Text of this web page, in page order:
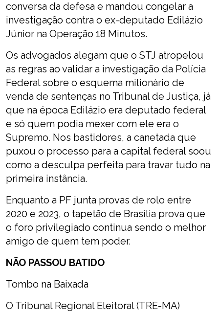
conversa da defesa e mandou congelar a
investigação contra o ex-deputado Edilázio
Júnior na Operação 18 Minutos.
Os advogados alegam que o STJ atropelou
as regras ao validar a investigação da Polícia
Federal sobre o esquema milionário de
venda de sentenças no Tribunal de Justiça, já
que na época Edilázio era deputado federal
e só quem podia mexer com ele era o
Supremo. Nos bastidores, a canetada que
puxou o processo para a capital federal soou
como a desculpa perfeita para travar tudo na
primeira instância.
Enquanto a PF junta provas de rolo entre
2020 e 2023, o tapetão de Brasília prova que
o foro privilegiado continua sendo o melhor
amigo de quem tem poder.
NÃO PASSOU BATIDO
Tombo na Baixada
O Tribunal Regional Eleitoral (TRE-MA)